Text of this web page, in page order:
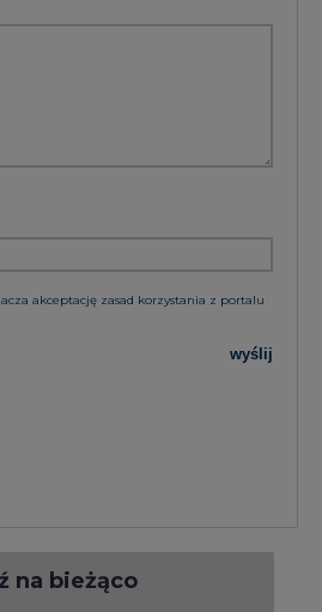
akceptację zasad korzystania z portalu
wyślij
na bieżąco